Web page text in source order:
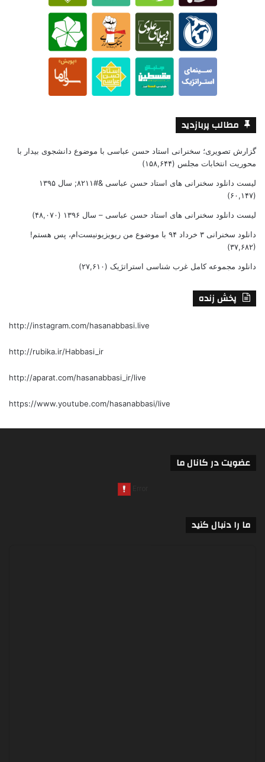
مطالب پربازدید
گزارش تصویری؛ سخنرانی استاد حسن عباسی با موضوع دانشجوی بیدار با
محوریت انتخابات مجلس (۱۵۸,۶۴۴)
لیست دانلود سخنرانی های استاد حسن عباسی &#۸۲۱۱; سال ۱۳۹۵
(۶۰,۱۴۷)
لیست دانلود سخنرانی های استاد حسن عباسی – سال ۱۳۹۶ (۴۸,۰۷۰)
دانلود سخنرانی ۳ خرداد ۹۴ با موضوع من ریویزیونیست‌ام، پس هستم!
(۳۷,۶۸۲)
دانلود مجموعه کامل غرب شناسی استراتژیک (۲۷,۶۱۰)
پخش زنده
http://instagram.com/hasanabbasi.live
http://rubika.ir/Habbasi_ir
http://aparat.com/hasanabbasi_ir/live
https://www.youtube.com/hasanabbasi/live
عضویت در کانال ما
ما را دنبال کنید